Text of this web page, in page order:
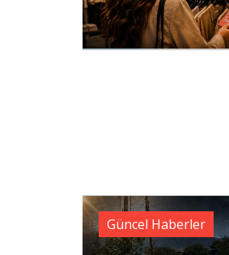
Güncel Haberler